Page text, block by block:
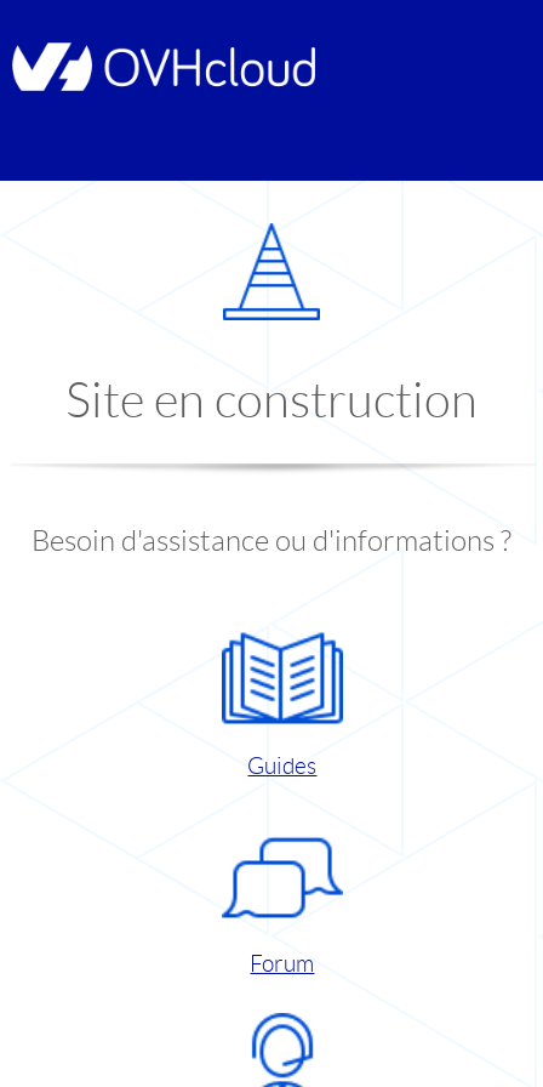
Site en construction
Besoin d'assistance ou d'informations ?
Guides
Forum